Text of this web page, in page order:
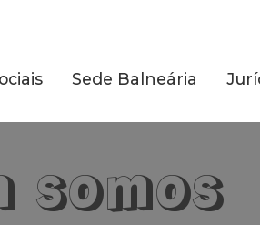
Sede Balneária
somos